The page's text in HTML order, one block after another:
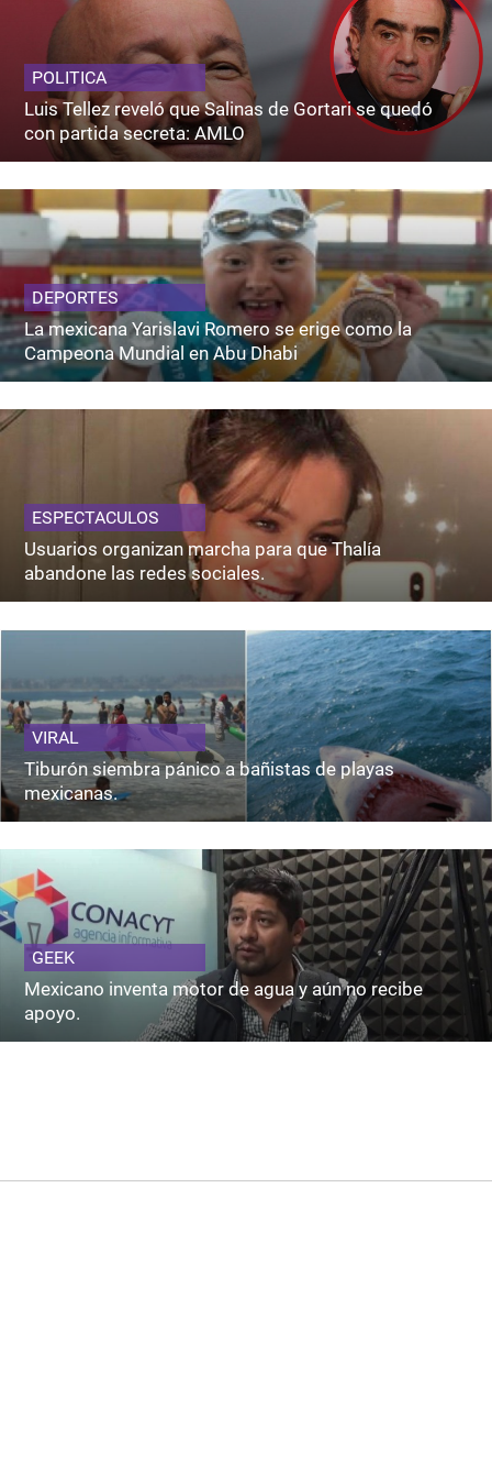
POLITICA
Luis Tellez reveló que Salinas de Gortari se quedó
con partida secreta: AMLO
DEPORTES
La mexicana Yarislavi Romero se erige como la
Campeona Mundial en Abu Dhabi
ESPECTACULOS
Usuarios organizan marcha para que Thalía
abandone las redes sociales.
VIRAL
Tiburón siembra pánico a bañistas de playas
mexicanas.
GEEK
Mexicano inventa motor de agua y aún no recibe
apoyo.